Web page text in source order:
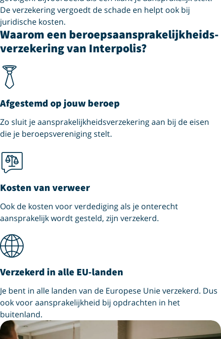
De verzekering vergoedt de schade en helpt ook bij
juridische kosten.
Waarom een beroeps­aansprakelijkheids­
verzekering van Interpolis?
Afgestemd op jouw beroep
Zo sluit je aansprakelijkheids­verzekering aan bij de eisen
die je beroeps­vereniging stelt.
Kosten van verweer
Ook de kosten voor verdediging als je onterecht
aansprakelijk wordt gesteld, zijn verzekerd.
Verzekerd in alle EU-landen
Je bent in alle landen van de Europese Unie verzekerd. Dus
ook voor aansprakelijkheid bij opdrachten in het
buitenland.